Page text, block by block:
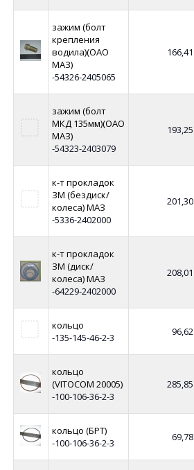
зажим (болт
крепления
водила)(ОАО
МАЗ)
-54326-2405065
166,41
зажим (болт
МКД 135мм)(ОАО
МАЗ)
-54323-2403079
193,25
к-т прокладок
ЗМ (бездиск/
колеса) МАЗ
-5336-2402000
201,30
к-т прокладок
ЗМ (диск/
колеса) МАЗ
-64229-2402000
208,01
кольцо
-135-145-46-2-3
96,62
кольцо
(VITOCOM 20005)
-100-106-36-2-3
285,85
кольцо (БРТ)
-100-106-36-2-3
69,78